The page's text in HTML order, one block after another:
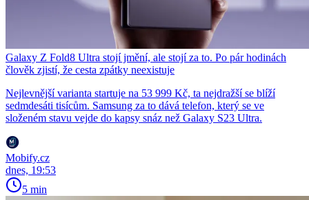
Galaxy Z Fold8 Ultra stojí jmění, ale stojí za to. Po pár hodinách
člověk zjistí, že cesta zpátky neexistuje
Nejlevnější varianta startuje na 53 999 Kč, ta nejdražší se blíží
sedmdesáti tisícům. Samsung za to dává telefon, který se ve
složeném stavu vejde do kapsy snáz než Galaxy S23 Ultra.
Mobify.cz
dnes, 19:53
5 min